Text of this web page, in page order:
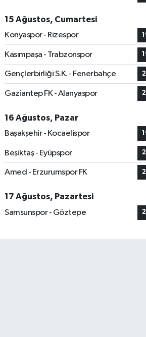
15 Ağustos, Cumartesi
Konyaspor - Rizespor
Kasımpaşa - Trabzonspor
Gençlerbirliği S.K. - Fenerbahçe
Gaziantep FK - Alanyaspor
16 Ağustos, Pazar
Başakşehir - Kocaelispor
Beşiktaş - Eyüpspor
Amed - Erzurumspor FK
17 Ağustos, Pazartesi
Samsunspor - Göztepe